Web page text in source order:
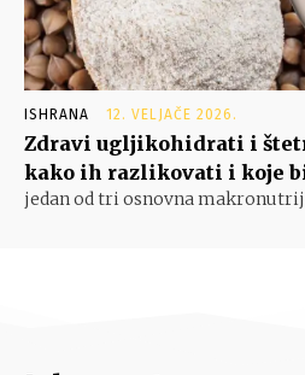
ISHRANA 12. VELJAČE 2026.
Zdravi ugljikohidrati i
kako ih razlikovati i koje
jedan od tri osnovna